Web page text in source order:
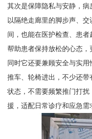
其次是保障隐私与安静，
以隔绝走廊里的脚步声、
间，也能在医护检查、患者
帮助患者保持放松的心态，
同时它还要兼顾安全与实
推车、轮椅进出，不少还
状态，不需要频繁推门打
援，适配日常诊疗和应急需